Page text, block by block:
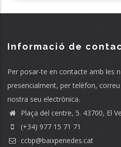
Informació de
Per posar-te en contacte amb les
presencialment, per telèfon,
nostra seu electrònica.
Plaça del centre, 5. 43700, El
(+34) 977 15 71 71
ccbp@baixpenedes.cat